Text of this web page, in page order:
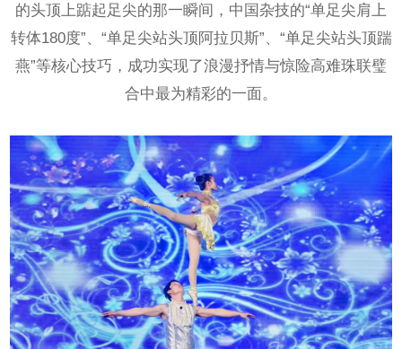
的头顶上踮起足尖的那一瞬间，中国杂技的“单足尖肩上
转体180度”、“单足尖站头顶阿拉贝斯”、“单足尖站头顶踹
燕”等核心技巧，成功实现了浪漫抒情与惊险高难珠联璧
合中最为精彩的一面。